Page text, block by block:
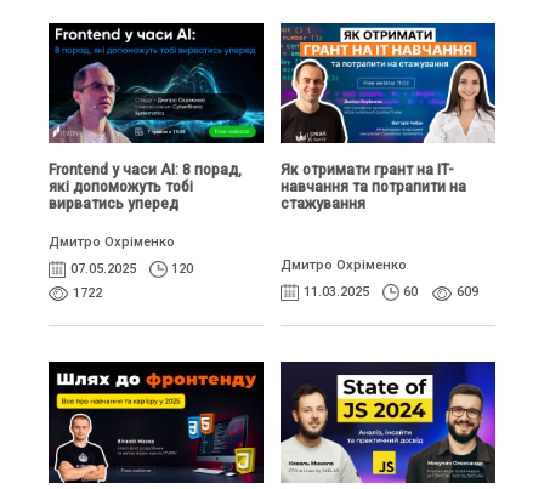
Frontend у часи AI: 8 порад,
які допоможуть тобі
вирватись уперед
Дмитро Охріменко
07.05.2025
120
1722
Як отримати грант на IT-
навчання та потрапити на
стажування
Дмитро Охріменко
11.03.2025
60 609